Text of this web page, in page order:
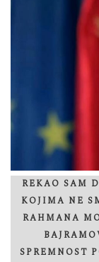
REKAO SAM
KOJIMA NE
RAHMANA
SPREMNOST